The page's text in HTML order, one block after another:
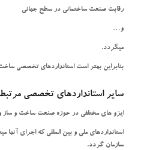
رقابت صنعت ساختمانی در سطح جهانی
و…
میگردد.
بنابراین بهتر است استانداردهای تخصصی
سایر استانداردهای تخصصی
ایزو های مختلفی در حوزه صنعت ساخت و ساز
استانداردهای ملی و بین المللی که اجرای آنها
سازمان گردد.